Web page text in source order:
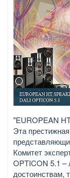
"EUROPEAN
Эта
Комитет
OPTICON 5.1 –
достоинствам,